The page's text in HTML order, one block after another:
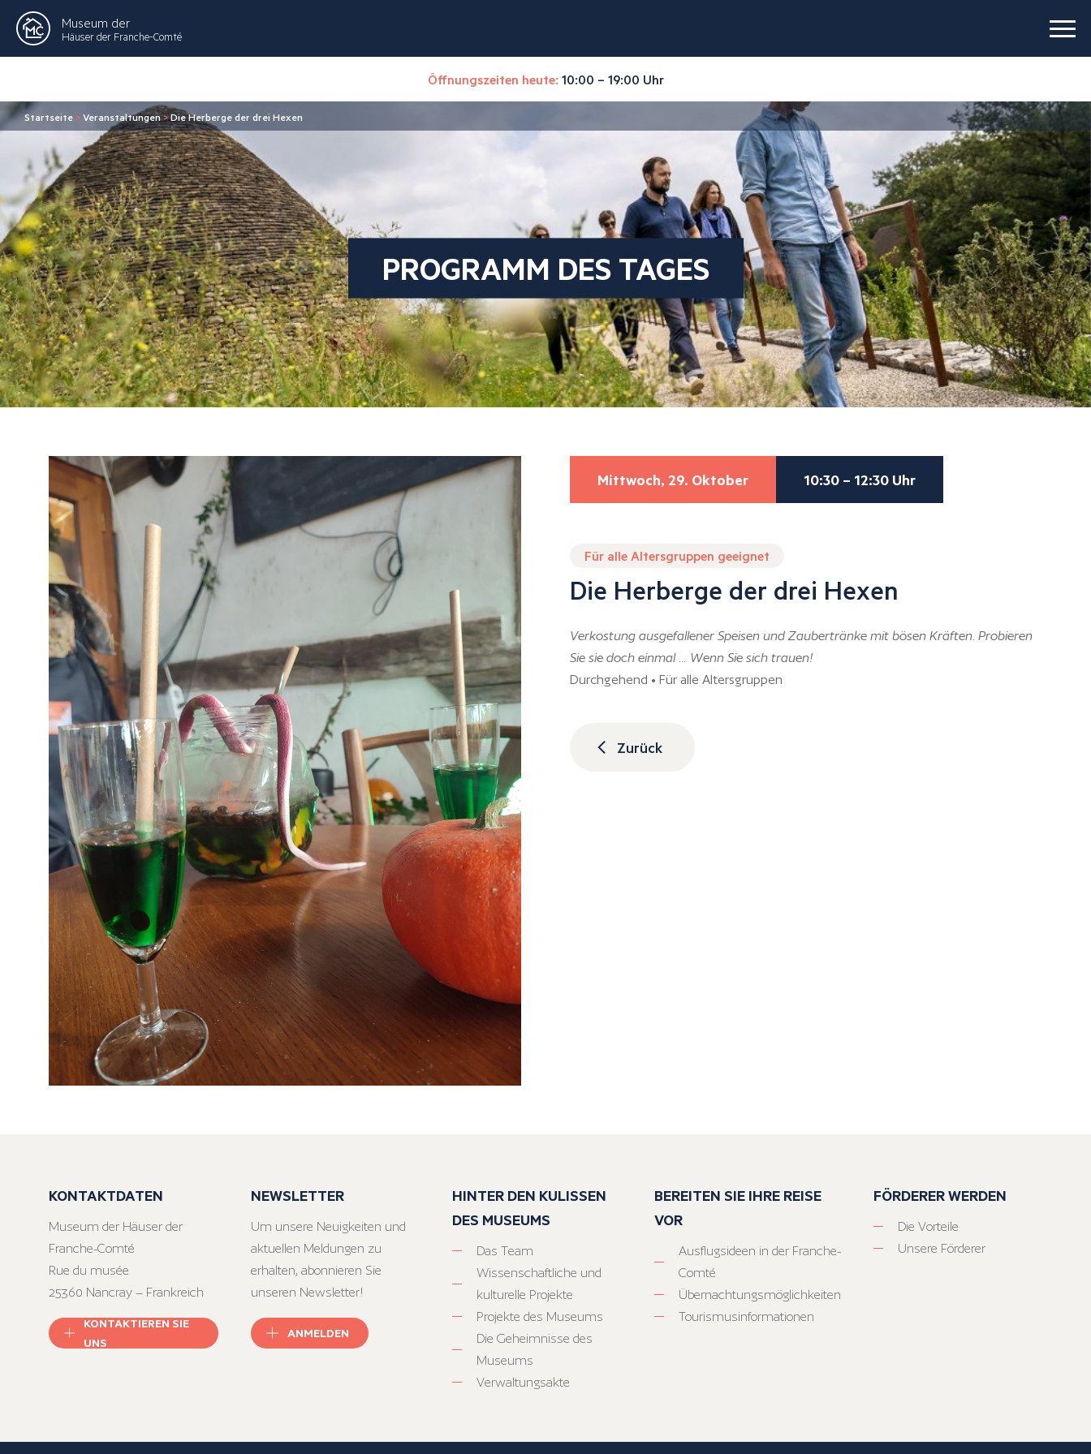
Museum der
Häuser der Franche-Comté
Öffnungszeiten heute: 10:00 – 19:00 Uhr
Startseite >Veranstaltungen>Die Herberge der drei Hexen
PROGRAMM DES TAGES
Mittwoch, 29. Oktober 10:30 – 12:30 Uhr
Für alle Altersgruppen geeignet
Die Herberge der drei Hexen
Verkostung ausgefallener Speisen und Zaubertränke mit bösen Kräften. Probieren
Sie sie doch einmal … Wenn Sie sich trauen!
Durchgehend • Für alle Altersgruppen
Zurück
KONTAKTDATEN
Museum der Häuser der
Franche-Comté
Rue du musée
25360 Nancray – Frankreich
KONTAKTIEREN SIE
UNS
NEWSLETTER
Um unsere Neuigkeiten und
aktuellen Meldungen zu
erhalten, abonnieren Sie
unseren Newsletter!
ANMELDEN
HINTER DEN KULISSEN
DES MUSEUMS
Das Team
Wissenschaftliche und
kulturelle Projekte
Projekte des Museums
Die Geheimnisse des
Museums
Verwaltungsakte
BEREITEN SIE IHRE REISE
VOR
Ausflugsideen in der Franche-
Comté
Übernachtungsmöglichkeiten
Tourismusinformationen
FÖRDERER WERDEN
Die Vorteile
Unsere Förderer